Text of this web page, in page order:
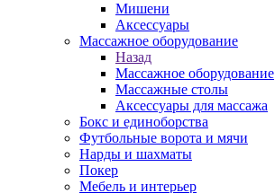
Мишени
Аксессуары
Массажное оборудование
Назад
Массажное оборудование
Массажные столы
Аксессуары для массажа
Бокс и единоборства
Футбольные ворота и мячи
Нарды и шахматы
Покер
Мебель и интерьер